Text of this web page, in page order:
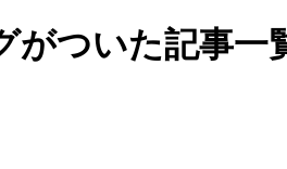
がついた記事一